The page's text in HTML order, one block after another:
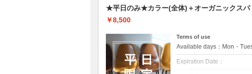
★平日のみ★カラー(全体)＋オーガニックスパ
￥8,500
Terms of use
Available days：Mon・
Expiration Date：